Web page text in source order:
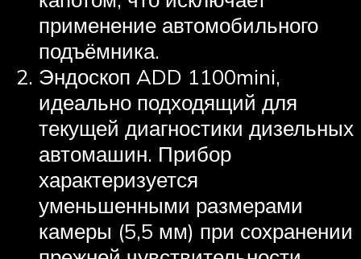
применение автомобильного
подъёмника.
Эндоскоп ADD 1100mini,
идеально подходящий для
текущей диагностики дизельных
автомашин. Прибор
характеризуется
уменьшенными размерами
камеры (5,5 мм) при сохранении